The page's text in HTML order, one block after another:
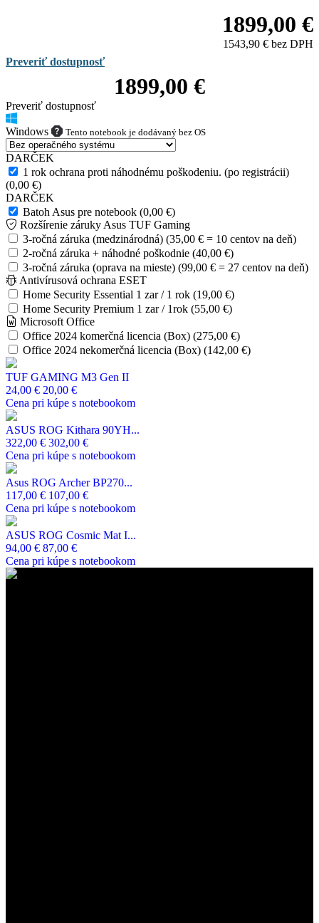
1899,00 €
1543,90 € bez DPH
Preveriť dostupnosť
1899,00 €
Preveriť dostupnosť
Windows Tento notebook je dodávaný bez OS
DARČEK
1 rok ochrana proti náhodnému poškodeniu. (po registrácii)
(0,00 €)
DARČEK
Batoh Asus pre notebook (0,00 €)
Rozšírenie záruky Asus TUF Gaming
3-ročná záruka (medzinárodná) (35,00 € = 10 centov na deň)
2-ročná záruka + náhodné poškodnie (40,00 €)
3-ročná záruka (oprava na mieste) (99,00 € = 27 centov na deň)
Antivírusová ochrana ESET
Home Security Essential 1 zar / 1 rok (19,00 €)
Home Security Premium 1 zar / 1rok (55,00 €)
Microsoft Office
Office 2024 komerčná licencia (Box) (275,00 €)
Office 2024 nekomerčná licencia (Box) (142,00 €)
TUF GAMING M3 Gen II
24,00 € 20,00 €
Cena pri kúpe s notebookom
ASUS ROG Kithara 90YH...
322,00 € 302,00 €
Cena pri kúpe s notebookom
Asus ROG Archer BP270...
117,00 € 107,00 €
Cena pri kúpe s notebookom
ASUS ROG Cosmic Mat I...
94,00 € 87,00 €
Cena pri kúpe s notebookom